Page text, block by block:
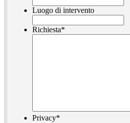
Luogo di intervento
Richiesta*
Privacy*